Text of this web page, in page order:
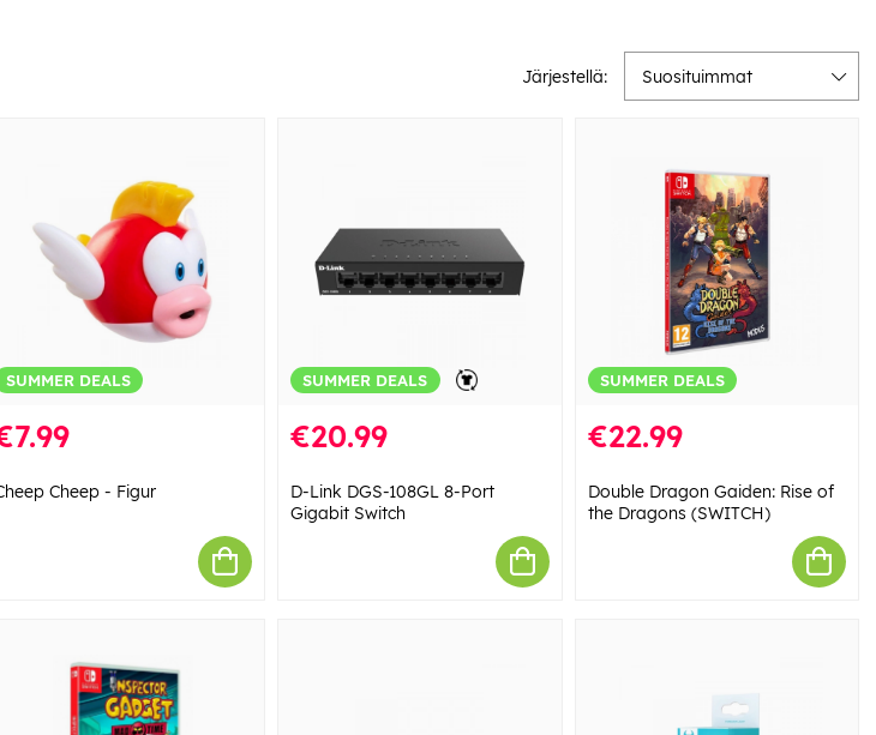
Järjestellä: Suosituimmat
SUMMER DEALS
Cheep - Figur
SUMMER DEALS
€20.99
D-Link DGS-108GL 8-Port
Gigabit Switch
SUMMER DEALS
€22.99
Double Dragon Gaiden: Rise of
the Dragons (SWITCH)